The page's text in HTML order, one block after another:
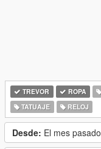
TREVOR ROPA
TATUAJE
RELOJ
Desde: El mes pasado